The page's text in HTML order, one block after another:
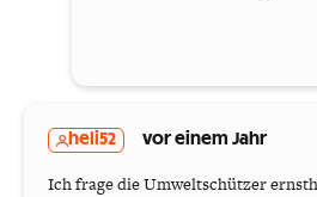
heli52 vor einem Jahr
Ich frage die Umweltschützer